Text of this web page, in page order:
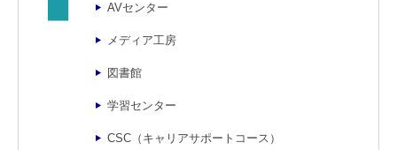
AVセンター
メディア工房
図書館
学習センター
CSC（キャリアサポートコース）